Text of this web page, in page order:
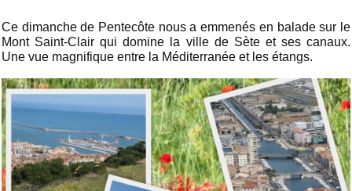
Ce dimanche de Pentecôte nous a emmenés en balade sur le
Mont Saint-Clair qui domine la ville de Sète et ses canaux.
Une vue magnifique entre la Méditerranée et les étangs.